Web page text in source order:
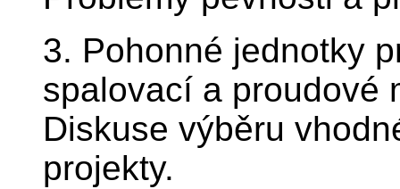
3. Pohonné jednotky
spalovací a proudové
Diskuse výběru
projekty.